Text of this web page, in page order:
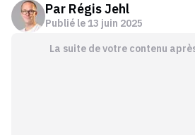
Par Régis Jehl
Publié le13 juin 2025
La suite de votre contenu